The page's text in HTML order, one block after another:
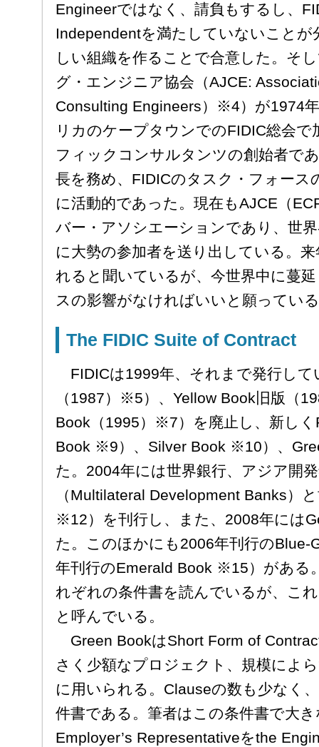
Engineerではなく、請負もするし、
Independentを満たしていないことが
しい組織を作ることで合意した。そ
グ・エンジニア協会（AJCE:
Consulting Engineers）※4）が1974
リカのケープタウンでのFIDIC総会
フィックコンサルタンツの創始者で
長を務め、FIDICのタスク・フォース
に活動的であった。現在もAJCE（
バー・アソシエーションであり、世
に大勢の参加者を送り出している。
れると聞いているが、今世界中に蔓
スの影響がなければいいと願ってい
The FIDIC Suite of Contract
FIDICは1999年、それまで発行して
（1987）※5）、Yellow Book旧版（
Book（1995）※7）を廃止し、新し
Book ※9）、Silver Book ※10）、
た。2004年には世界銀行、アジア開
（Multilateral Development Banks）
※12）を刊行し、また、2008年には
た。このほかにも2006年刊行の
年刊行のEmerald Book ※15）がある
れぞれの条件書を読んでいるが、こ
と呼んでいる。
Green BookはShort Form of
さく少額なプロジェクト、規模によ
に用いられる。Clauseの数も少なく
件書である。筆者はこの条件書で大
Employer’s Representativeをthe